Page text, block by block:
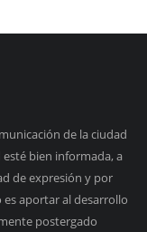
de la ciudad
bien informada, a
de expresión y por
aportar al desarrollo
postergado